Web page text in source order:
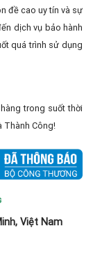
đề cao uy tín và sự
dịch vụ bảo hành
quá trình sử dụng
trong suốt thời
Thành Công!
Việt Nam